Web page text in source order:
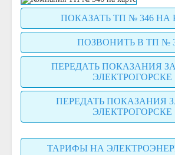
ПОКАЗАТЬ ТП № 346 НА
ПОЗВОНИТЬ В ТП №
ПЕРЕДАТЬ ПОКАЗАНИЯ
ЭЛЕКТРОГОРСКЕ
ПЕРЕДАТЬ ПОКАЗАНИЯ
ЭЛЕКТРОГОРСКЕ
ТАРИФЫ НА